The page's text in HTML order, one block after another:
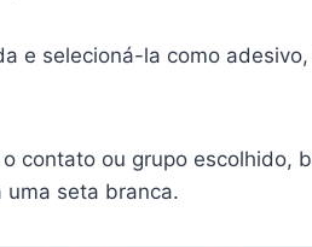
e selecioná-la como
contato ou grupo escolhido,
seta branca.